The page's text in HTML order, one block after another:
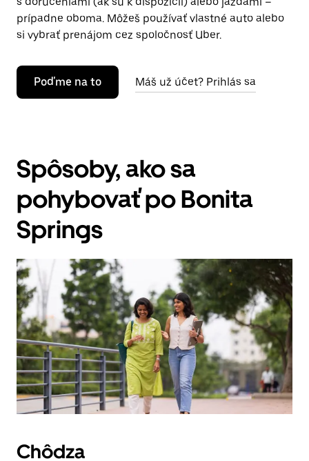
prípadne oboma. Môžeš používať vlastné auto alebo
si vybrať prenájom cez spoločnosť Uber.
Poďme na to Máš už účet? Prihlás sa
Spôsoby, ako sa
pohybovať po Bonita
Springs
Chôdza